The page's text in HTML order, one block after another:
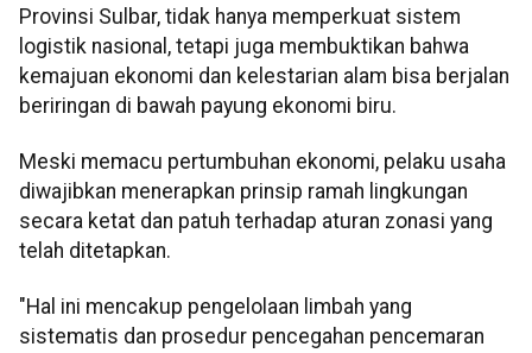
Provinsi Sulbar, tidak hanya memperkuat sistem
logistik nasional, tetapi juga membuktikan bahwa
kemajuan ekonomi dan kelestarian alam bisa berjalan
beriringan di bawah payung ekonomi biru.
Meski memacu pertumbuhan ekonomi, pelaku usaha
diwajibkan menerapkan prinsip ramah lingkungan
secara ketat dan patuh terhadap aturan zonasi yang
telah ditetapkan.
"Hal ini mencakup pengelolaan limbah yang
sistematis dan prosedur pencegahan pencemaran